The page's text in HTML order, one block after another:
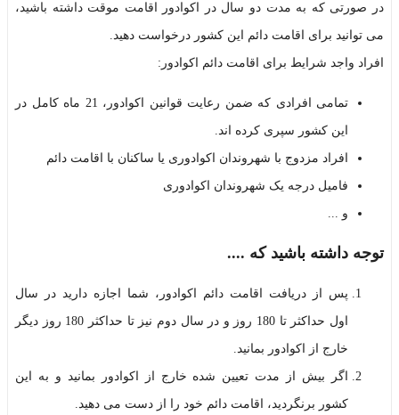
در صورتی که به مدت دو سال در اکوادور اقامت موقت داشته باشید،
می توانید برای اقامت دائم این کشور درخواست دهید.
افراد واجد شرایط برای اقامت دائم اکوادور:
تمامی افرادی که ضمن رعایت قوانین اکوادور، 21 ماه کامل در
این کشور سپری کرده اند.
افراد مزدوج با شهروندان اکوادوری یا ساکنان با اقامت دائم
فامیل درجه یک شهروندان اکوادوری
و ...
توجه داشته باشید که ....
پس از دریافت اقامت دائم اکوادور، شما اجازه دارید در سال
اول حداکثر تا 180 روز و در سال دوم نیز تا حداکثر 180 روز دیگر
خارج از اکوادور بمانید.
اگر بیش از مدت تعیین شده خارج از اکوادور بمانید و به این
کشور برنگردید، اقامت دائم خود را از دست می دهید.